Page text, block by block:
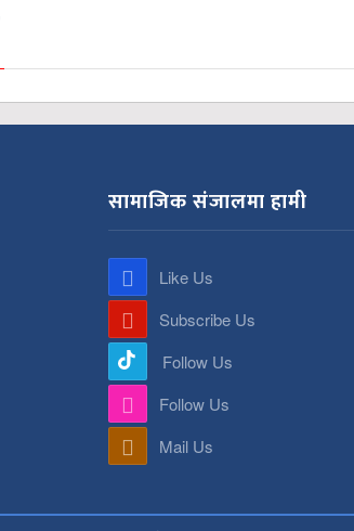
सामाजिक संजालमा हामी
Like Us
Subscribe Us
Follow Us
Follow Us
Mail Us